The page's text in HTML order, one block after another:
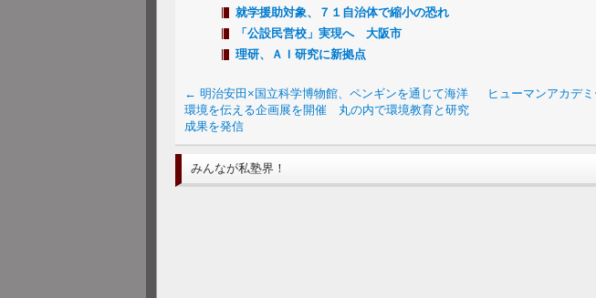
就学援助対象、７１自治体で縮小の恐れ
「公設民営校」実現へ 大阪市
理研、ＡＩ研究に新拠点
← 明治安田×国立科学博物館、ペンギンを通じて海洋
環境を伝える企画展を開催 丸の内で環境教育と研究
成果を発信
ヒューマンアカデ
みんなが私塾界！